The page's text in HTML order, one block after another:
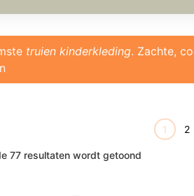
truien kinderkleding. Zachte,
1 2
77 resultaten wordt getoond